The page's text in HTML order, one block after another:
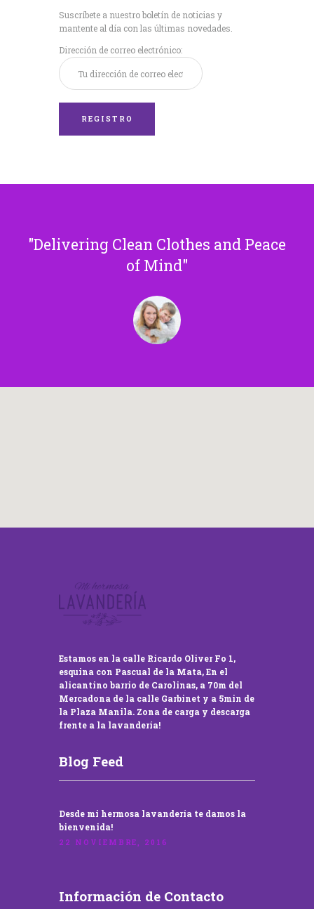
Suscríbete a nuestro boletín de noticias y
mantente al día con las últimas novedades.
Dirección de correo electrónico:
Delivering Clean Clothes and Peace
of Mind
Estamos en la calle Ricardo Oliver Fo 1,
esquina con Pascual de la Mata, En el
alicantino barrio de Carolinas, a 70m del
Mercadona de la calle Garbinet y a 5min de
la Plaza Manila. Zona de carga y descarga
frente a la lavandería!
Blog Feed
Desde mi hermosa lavandería te damos la
bienvenida!
22 NOVIEMBRE, 2016
Información de Contacto